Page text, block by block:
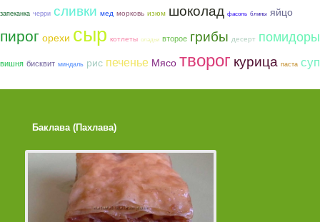
запеканка черри сливки мед морковь изюм шоколад фасоль блины яйцо
пирог орехи сыр котлеты оладьи второе грибы десерт помидоры
вишня бисквит миндаль рис печенье Мясо творог курица паста суп
Баклава (Пахлава)